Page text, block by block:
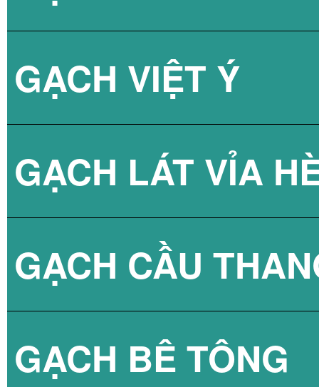
BÌNH NÓNG
GẠCH VIỆT Ý
GẠCH LÁT VỈA
GẠCH BLOCK
GẠCH LÁT VỈA
GẠCH CẦU
GẠCH BÊ TÔNG